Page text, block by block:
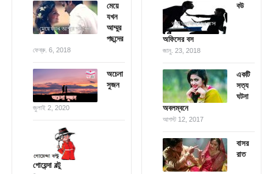
মেয়ে
যখন
আম্মুর
পছন্দের
ফেব্রু. 6, 2018
অচেনা
সুজন
জুলাই 2, 2020
গোয়েন্দা বল্টু
বউ
অফিসের বস
জানু. 23, 2018
একটি
সত্য
ঘটনা
অবলম্বনে
আগস্ট 12, 2017
বাসর
রাত